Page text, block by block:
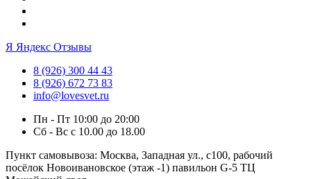
Я Яндекс Отзывы
8 (926) 300 44 43
8 (926) 672 73 83
info@lovesvet.ru
Пн - Пт 10:00 до 20:00
Сб - Вс с 10.00 до 18.00
Пункт самовывоза: Москва, Западная ул., с100, рабочий
посёлок Новоивановское (этаж -1) павильон G-5 ТЦ